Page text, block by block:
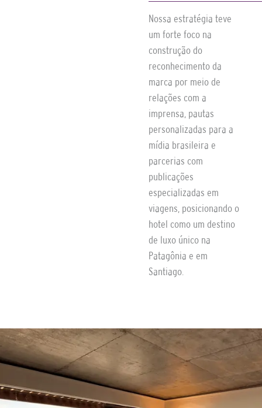
Nossa estratégia teve
um forte foco na
construção do
reconhecimento da
marca por meio de
relações com a
imprensa, pautas
personalizadas para a
mídia brasileira e
parcerias com
publicações
especializadas em
viagens, posicionando o
hotel como um destino
de luxo único na
Patagônia e em
Santiago.